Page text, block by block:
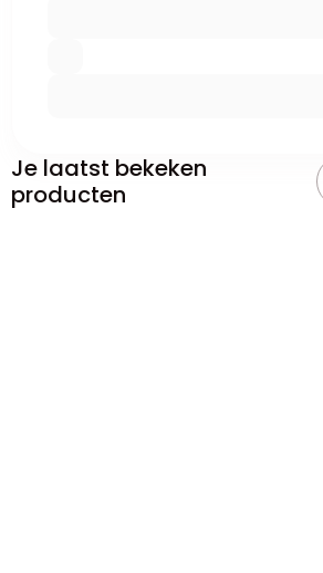
Je laatst bekeken
producten